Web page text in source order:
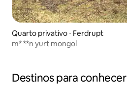
Quarto privativo ⋅ Ferdrupt
m* **n yurt mongol
Destinos para conhecer